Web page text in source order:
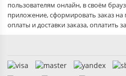
пользователям онлайн, в своём
приложение, сформировать заказ на
оплаты и доставки заказа, оплатить